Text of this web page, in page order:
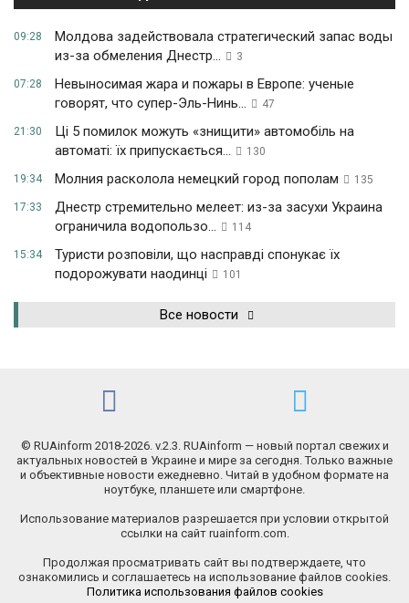
09:28
Молдова задействовала стратегический запас воды
из-за обмеления Днестр...
3
07:28
Невыносимая жара и пожары в Европе: ученые
говорят, что супер-Эль-Нинь...
47
21:30
Ці 5 помилок можуть «знищити» автомобіль на
автоматі: їх припускається...
130
19:34 Молния расколола немецкий город пополам 135
17:33
Днестр стремительно мелеет: из-за засухи Украина
ограничила водопользо...
114
15:34
Туристи розповіли, що насправді спонукає їх
подорожувати наодинці
101
Все новости
© RUAinform 2018-2026. v.2.3. RUAinform — новый портал свежих и
актуальных новостей в Украине и мире за сегодня. Только важные
и объективные новости ежедневно. Читай в удобном формате на
ноутбуке, планшете или смартфоне.
Использование материалов разрешается при условии открытой
ссылки на сайт ruainform.com.
Продолжая просматривать сайт вы подтверждаете, что
ознакомились и соглашаетесь на использование файлов cookies.
Политика использования файлов cookies